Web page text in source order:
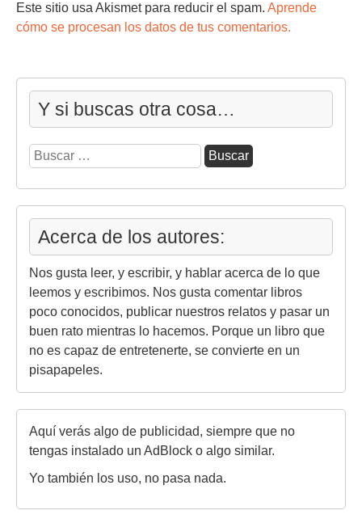
Este sitio usa Akismet para reducir el spam. Aprende
cómo se procesan los datos de tus comentarios.
Y si buscas otra cosa…
Buscar:
Acerca de los autores:
Nos gusta leer, y escribir, y hablar acerca de lo que
leemos y escribimos. Nos gusta comentar libros
poco conocidos, publicar nuestros relatos y pasar un
buen rato mientras lo hacemos. Porque un libro que
no es capaz de entretenerte, se convierte en un
pisapapeles.
Aquí verás algo de publicidad, siempre que no
tengas instalado un AdBlock o algo similar.
Yo también los uso, no pasa nada.